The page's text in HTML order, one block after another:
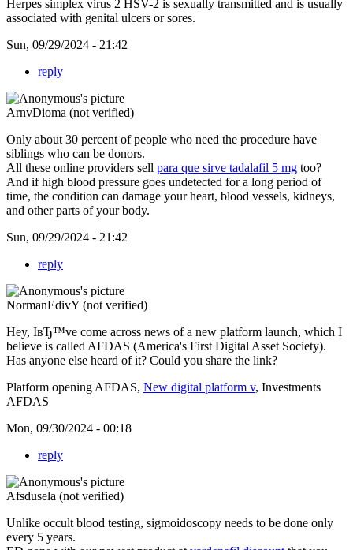
Herpes simplex virus 2 HSV-2 is sexually transmitted and is usually
associated with genital ulcers or sores.
Sun, 09/29/2024 - 21:42
reply
ArnvDioma (not verified)
Only about 30 percent of people who need the procedure have
siblings who can be donors.
All these online providers sell para que sirve tadalafil 5 mg too?
And if high blood pressure goes undetected for a long period of
time, the condition can damage your heart, blood vessels, kidneys,
and other parts of your body.
Sun, 09/29/2024 - 21:42
reply
NormanEdivY (not verified)
Hey, IвЂ™ve come across news of a new platform launch, which I
believe is called AFDAS (America's First Digital Asset Society).
Has anyone else heard of it? Could you share the link?
Platform opening AFDAS, New digital platform v, Investments
AFDAS
Mon, 09/30/2024 - 00:18
reply
Afsdusela (not verified)
Unlike occult blood testing, sigmoidoscopy needs to be done only
every 5 years.